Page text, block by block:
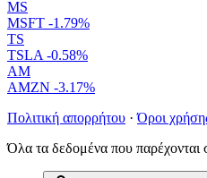
MS
MSFT -1.79%
TS
TSLA -0.58%
AM
AMZN -3.17%
Πολιτική απορρήτου · Όροι
Όλα τα δεδομένα που παρέχονται